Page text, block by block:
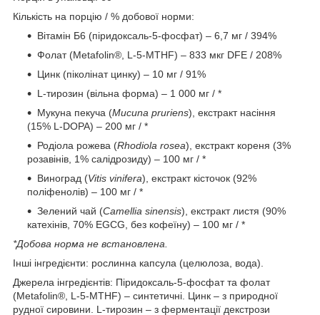
Кількість на порцію / % добової норми:
Вітамін Б6 (піридоксаль‑5‑фосфат) – 6,7 мг / 394%
Фолат (Metafolin®, L‑5‑MTHF) – 833 мкг DFE / 208%
Цинк (піколінат цинку) – 10 мг / 91%
L‑тирозин (вільна форма) – 1 000 мг / *
Мукуна пекуча (Mucuna pruriens), екстракт насіння
(15% L‑DOPA) – 200 мг / *
Родіола рожева (Rhodiola rosea), екстракт кореня (3%
розавінів, 1% салідрозиду) – 100 мг / *
Виноград (Vitis vinifera), екстракт кісточок (92%
поліфенолів) – 100 мг / *
Зелений чай (Camellia sinensis), екстракт листя (90%
катехінів, 70% EGCG, без кофеїну) – 100 мг / *
*Добова норма не встановлена.
Інші інгредієнти: рослинна капсула (целюлоза, вода).
Джерела інгредієнтів: Піридоксаль‑5‑фосфат та фолат
(Metafolin®, L‑5‑MTHF) – синтетичні. Цинк – з природної
рудної сировини. L‑тирозин – з ферментації декстрози